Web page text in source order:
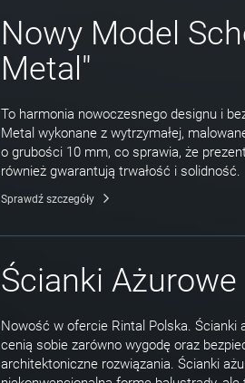
Nowy Model
Metal"
To harmonia nowoczesnego designu i
Metal wykonane z wytrzymałej,
o grubości 10 mm, co sprawia, że
również gwarantują trwałość i solidność.
Sprawdź szczegóły
Ścianki Ażurowe
Nowość w ofercie Rintal Polska. Ścianki
cenią sobie zarówno wygodę oraz
architektoniczne rozwiązania. Ścianki